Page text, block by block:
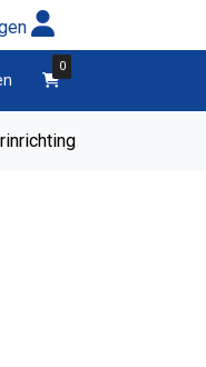
winkelwagen
0